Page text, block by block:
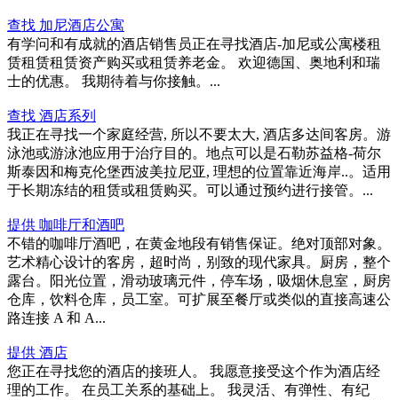
查找 加尼酒店公寓
有学问和有成就的酒店销售员正在寻找酒店-加尼或公寓楼租
赁租赁租赁资产购买或租赁养老金。 欢迎德国、奥地利和瑞
士的优惠。 我期待着与你接触。...
查找 酒店系列
我正在寻找一个家庭经营, 所以不要太大, 酒店多达间客房。游
泳池或游泳池应用于治疗目的。地点可以是石勒苏益格-荷尔
斯泰因和梅克伦堡西波美拉尼亚, 理想的位置靠近海岸..。适用
于长期冻结的租赁或租赁购买。可以通过预约进行接管。...
提供 咖啡厅和酒吧
不错的咖啡厅酒吧，在黄金地段有销售保证。绝对顶部对象。
艺术精心设计的客房，超时尚，别致的现代家具。厨房，整个
露台。阳光位置，滑动玻璃元件，停车场，吸烟休息室，厨房
仓库，饮料仓库，员工室。可扩展至餐厅或类似的直接高速公
路连接 A 和 A...
提供 酒店
您正在寻找您的酒店的接班人。 我愿意接受这个作为酒店经
理的工作。 在员工关系的基础上。 我灵活、有弹性、有纪